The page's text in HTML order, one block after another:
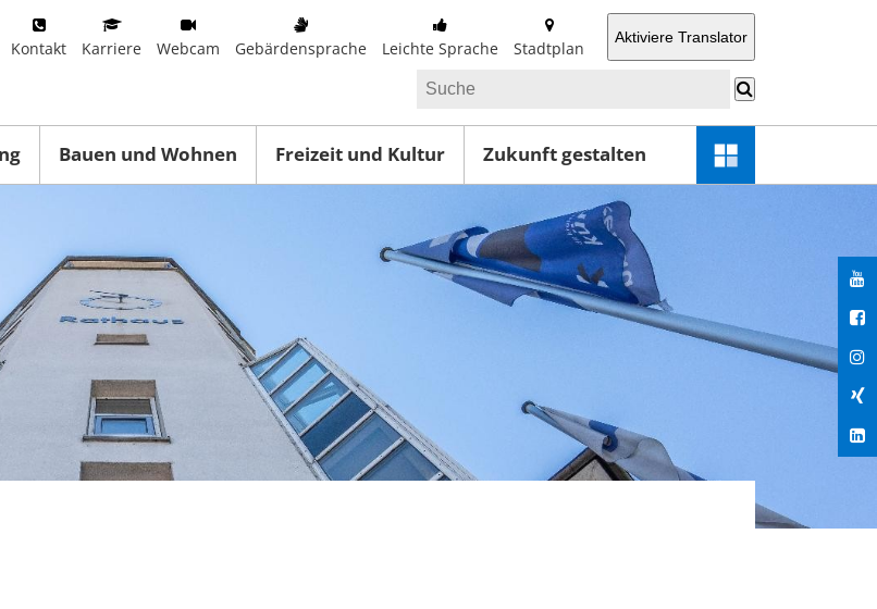
Kontakt Karriere Webcam Gebärdensprache Leichte Sprache Stadtplan
Aktiviere Translator
Bauen und Wohnen Freizeit und Kultur Zukunft gestalten
Schnellzugriff-
Menü